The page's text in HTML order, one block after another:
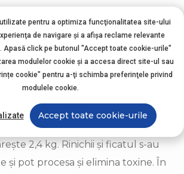
tăi lucrează pentru a produce
bebelușul tău se va hrăni după
în săptămâna 35 de sarcină
tău este pe deplin format acum:
de sarcină măsoară aproximativ
2,4 kg. Rinichii și ficatul s-au
și pot procesa și elimina toxine. În
pentru a optimiza funcţionalitatea site-ului
de navigare şi a afişa reclame relevante
Apasă click pe butonul "Accept toate cookie-urile"
modulelor cookie şi a accesa direct site-ul sau
cookie" pentru a-ţi schimba preferinţele privind
modulele cookie.
Accept toate cookie-urile